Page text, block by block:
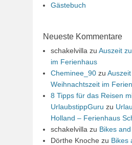
Gästebuch
Neueste Kommentare
schakelvilla zu Auszeit
im Ferienhaus
Cheminee_90 zu
Weihnachtszeit im
8 Tipps für das Reisen
UrlaubstippGuru zu
Holland – Ferienhaus
schakelvilla zu Bikes
Dörthe Knoche zu Bikes